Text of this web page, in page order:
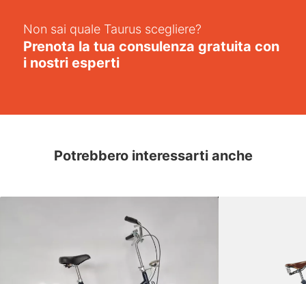
Non sai quale Taurus scegliere?
Prenota la tua consulenza gratuita con
i nostri esperti
Potrebbero interessarti anche